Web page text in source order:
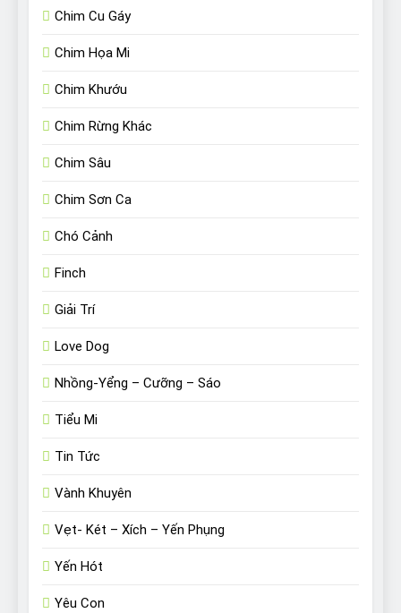
Chim Cu Gáy
Chim Họa Mi
Chim Khướu
Chim Rừng Khác
Chim Sâu
Chim Sơn Ca
Chó Cảnh
Finch
Giải Trí
Love Dog
Nhồng-Yểng – Cưỡng – Sáo
Tiểu Mi
Tin Tức
Vành Khuyên
Vẹt- Két – Xích – Yến Phụng
Yến Hót
Yêu Con